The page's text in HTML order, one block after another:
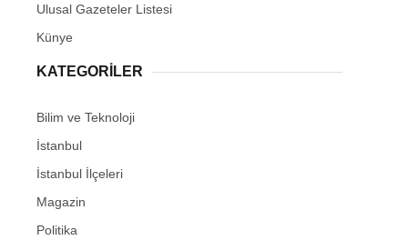
Ulusal Gazeteler Listesi
Künye
KATEGORİLER
Bilim ve Teknoloji
İstanbul
İstanbul İlçeleri
Magazin
Politika